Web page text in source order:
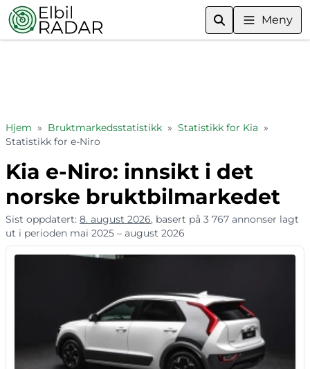
Meny
Hjem » Bruktmarkedsstatistikk » Statistikk for Kia »
Statistikk for e-Niro
Kia e-Niro: innsikt i det
norske bruktbilmarkedet
Sist oppdatert: 8. august 2026, basert på 3 767 annonser lagt
ut i perioden mai 2025 – august 2026